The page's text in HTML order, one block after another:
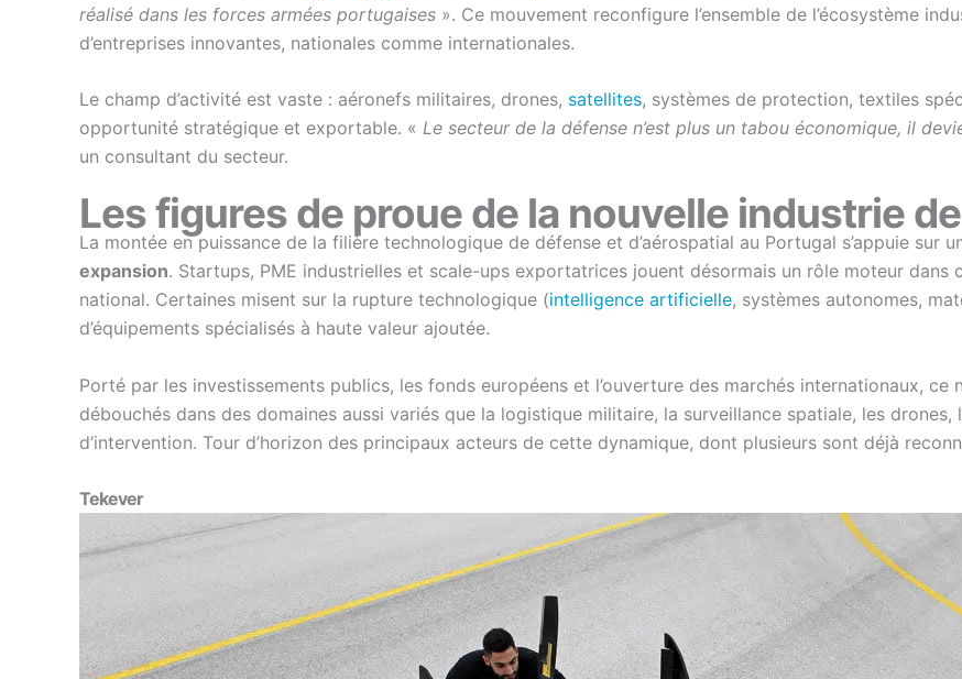
réalisé dans les forces armées portugaises ». Ce mouvement reconfigure l’ensemble de l’écosystème
d’entreprises innovantes, nationales comme internationales.
Le champ d’activité est vaste : aéronefs militaires, drones, satellites, systèmes de protection, textiles
opportunité stratégique et exportable. « Le secteur de la défense n’est plus un tabou économique, il
un consultant du secteur.
Les figures de proue de la nouvelle industrie
La montée en puissance de la filière technologique de défense et d’aérospatial au Portugal s’appuie sur
expansion. Startups, PME industrielles et scale-ups exportatrices jouent désormais un rôle moteur
national. Certaines misent sur la rupture technologique (intelligence artificielle, systèmes autonomes,
d’équipements spécialisés à haute valeur ajoutée.
Porté par les investissements publics, les fonds européens et l’ouverture des marchés internationaux,
débouchés dans des domaines aussi variés que la logistique militaire, la surveillance spatiale, les
d’intervention. Tour d’horizon des principaux acteurs de cette dynamique, dont plusieurs sont déjà
Tekever